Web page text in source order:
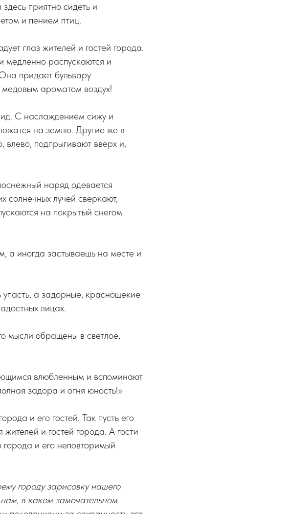
приятно сидеть и
и пением птиц.
глаз жителей и гостей города.
медленно распускаются и
придает бульвару
ароматом воздух!
С наслаждением сижу и
на землю. Другие же в
влево, подпрыгивают вверх и,
наряд одевается
солнечных лучей сверкают,
на покрытый снегом
а иногда застываешь на месте и
а задорные, краснощекие
лицах.
мысли обращены в светлое,
влюбленным и вспоминают
задора и огня юность!»
и его гостей. Так пусть его
и гостей города. А гости
города и его неповторимый
городу зарисовку нашего
в каком замечательном